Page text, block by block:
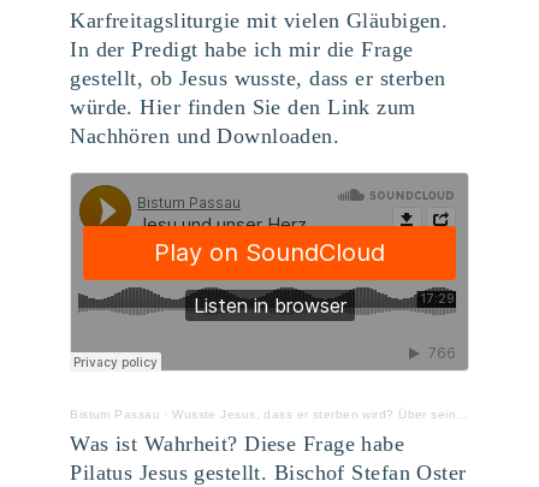
Karfreitagsliturgie mit vielen Gläubigen.
In der Predigt habe ich mir die Frage
gestellt, ob Jesus wusste, dass er sterben
würde. Hier finden Sie den Link zum
Nachhören und Downloaden.
Bistum Passau ·Wusste Jesus, dass er sterben wird? Über sein Herz und über unser Herz
Was ist Wahrheit? Diese Frage habe
Pilatus Jesus gestellt. Bischof Stefan Oster